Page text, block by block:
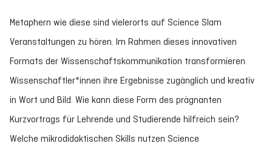
Metaphern wie diese sind vielerorts auf Science Slam
Veranstaltungen zu hören. Im Rahmen dieses innovativen
Formats der Wissenschaftskommunikation transformieren
Wissenschaftler*innen ihre Ergebnisse zugänglich und kreativ
in Wort und Bild. Wie kann diese Form des prägnanten
Kurzvortrags für Lehrende und Studierende hilfreich sein?
Welche mikrodidaktischen Skills nutzen Science